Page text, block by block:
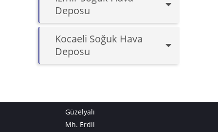
Deposu
Kocaeli Soğuk Hava
Deposu
Güzelyalı
Mh. Erdil